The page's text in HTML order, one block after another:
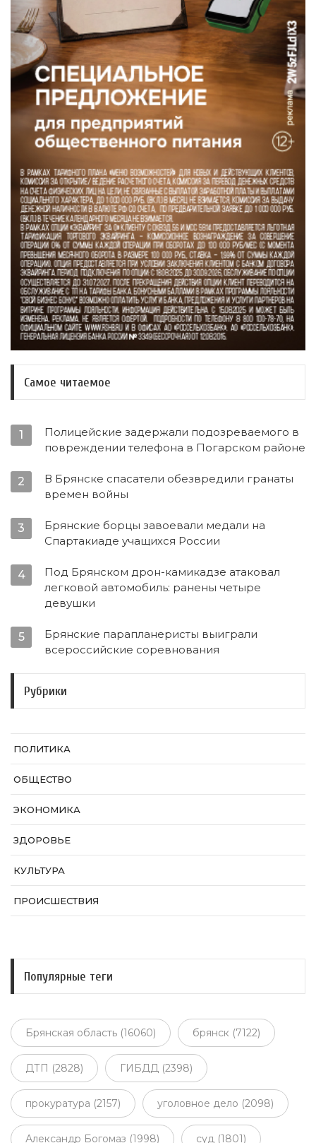
Самое читаемое
1
Полицейские задержали подозреваемого в
повреждении телефона в Погарском районе
2
В Брянске спасатели обезвредили гранаты
времен войны
3
Брянские борцы завоевали медали на
Спартакиаде учащихся России
4
Под Брянском дрон-камикадзе атаковал
легковой автомобиль: ранены четыре
девушки
5
Брянские парапланеристы выиграли
всероссийские соревнования
Рубрики
ПОЛИТИКА
ОБЩЕСТВО
ЭКОНОМИКА
ЗДОРОВЬЕ
КУЛЬТУРА
ПРОИСШЕСТВИЯ
Популярные теги
Брянская область (16060) брянск (7122)
ДТП (2828) ГИБДД (2398)
прокуратура (2157) уголовное дело (2098)
Александр Богомаз (1998) суд (1801)